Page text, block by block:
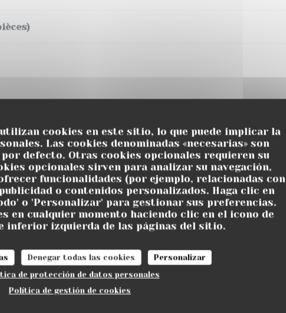
cookies en este sitio, lo que puede implicar la
Las cookies denominadas «necesarias» son
defecto. Otras cookies opcionales requieren su
opcionales sirven para analizar su navegación,
funcionalidades (por ejemplo, relacionadas con
o contenidos personalizados. Haga clic en
o 'Personalizar' para gestionar sus preferencias.
en cualquier momento haciendo clic en el icono de
inferior izquierda de las páginas del sitio.
Denegar todas las cookies
Personalizar
de protección de datos personales
Política de gestión de cookies
cerises, vieux Rodez et croûtons
et radis
penne